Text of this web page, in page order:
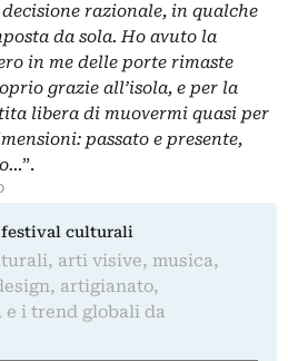
razionale, in qualche
da sola. Ho avuto la
in me delle porte rimaste
grazie all’isola, e per la
libera di muovermi quasi per
passato e presente,
”.
festival culturali
arti visive, musica,
artigianato,
i trend globali da